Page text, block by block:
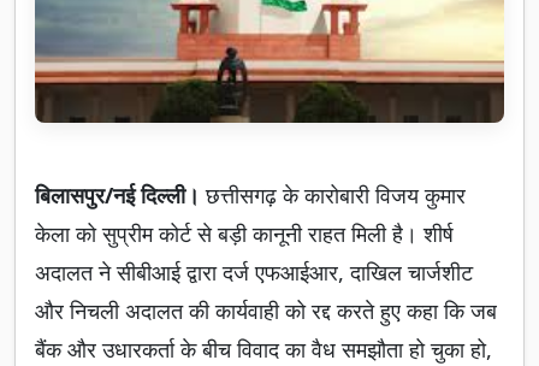
बिलासपुर/नई दिल्ली।छत्तीसगढ़ के कारोबारी विजय कुमार
केला को सुप्रीम कोर्ट से बड़ी कानूनी राहत मिली है। शीर्ष
अदालत ने सीबीआई द्वारा दर्ज एफआईआर, दाखिल चार्जशीट
और निचली अदालत की कार्यवाही को रद्द करते हुए कहा कि जब
बैंक और उधारकर्ता के बीच विवाद का वैध समझौता हो चुका हो,